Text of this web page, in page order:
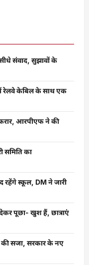
संवाद, सुझावों के
रेलवे केबिल के साथ एक
आरपीएफ ने की
समिति का
रहेंगे स्कूल, DM ने जारी
पूछा- खुश हैं, छात्राएं
की सजा, सरकार के नए